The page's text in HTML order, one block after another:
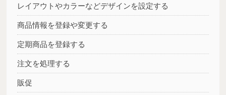
レイアウトやカラーなどデザインを設定する
商品情報を登録や変更する
定期商品を登録する
注文を処理する
販促